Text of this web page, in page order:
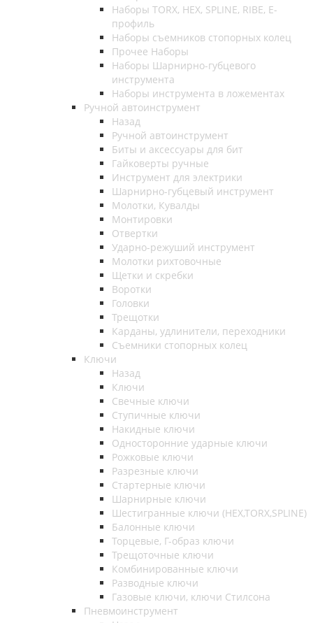
Наборы TORX, HEX, SPLINE, RIBE, E-
профиль
Наборы съемников стопорных колец
Прочее Наборы
Наборы Шарнирно-губцевого
инструмента
Наборы инструмента в ложементах
Ручной автоинструмент
Назад
Ручной автоинструмент
Биты и аксессуары для бит
Гайковерты ручные
Инструмент для электрики
Шарнирно-губцевый инструмент
Молотки, Кувалды
Монтировки
Отвертки
Ударно-режуший инструмент
Молотки рихтовочные
Щетки и скребки
Воротки
Головки
Трещотки
Карданы, удлинители, переходники
Съемники стопорных колец
Ключи
Назад
Ключи
Свечные ключи
Ступичные ключи
Накидные ключи
Односторонние ударные ключи
Рожковые ключи
Разрезные ключи
Стартерные ключи
Шарнирные ключи
Шестигранные ключи (HEX,TORX,SPLINE)
Балонные ключи
Торцевые, Г-образ ключи
Трещоточные ключи
Комбинированные ключи
Разводные ключи
Газовые ключи, ключи Стилсона
Пневмоинструмент